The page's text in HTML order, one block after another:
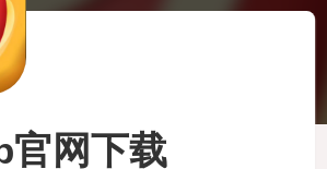
官网下载